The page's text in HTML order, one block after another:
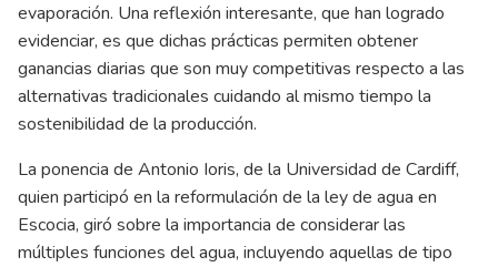
evaporación. Una reflexión interesante, que han logrado
evidenciar, es que dichas prácticas permiten obtener
ganancias diarias que son muy competitivas respecto a las
alternativas tradicionales cuidando al mismo tiempo la
sostenibilidad de la producción.
La ponencia de Antonio Ioris, de la Universidad de Cardiff,
quien participó en la reformulación de la ley de agua en
Escocia, giró sobre la importancia de considerar las
múltiples funciones del agua, incluyendo aquellas de tipo